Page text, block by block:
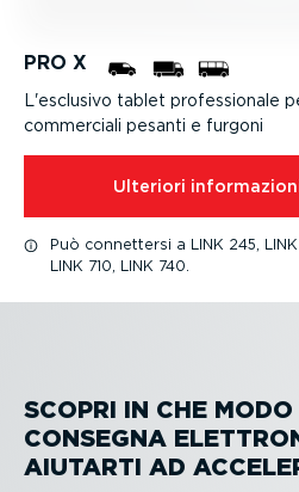
PRO X
L'esclusivo tablet profes­sionale
commerciali pesanti e furgoni
Ulteriori
Può connettersi a LINK 245, LINK
LINK 710, LINK 740.
SCOPRI IN CHE
CONSEGNA
AIUTARTI AD